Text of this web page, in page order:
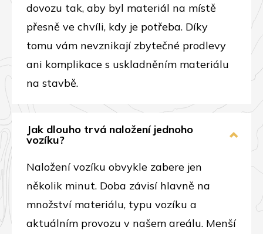
dovozu tak, aby byl materiál na místě
přesně ve chvíli, kdy je potřeba. Díky
tomu vám nevznikají zbytečné prodlevy
ani komplikace s uskladněním materiálu
na stavbě.
Jak dlouho trvá naložení jednoho
vozíku?
Naložení vozíku obvykle zabere jen
několik minut. Doba závisí hlavně na
množství materiálu, typu vozíku a
aktuálním provozu v našem areálu. Menší